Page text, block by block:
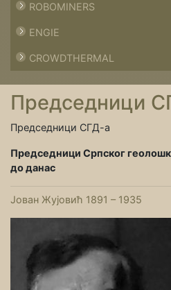
ROBOMINERS
ENGIE
CROWDTHERMAL
Председници
Председници СГД-а
Председници Српског
до данас
Јован Жујовић 1891 – 1935